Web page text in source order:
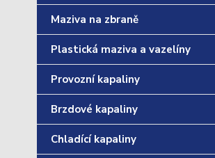
Maziva na zbraně
Plastická maziva a vazelíny
Provozní kapaliny
Brzdové kapaliny
Chladící kapaliny